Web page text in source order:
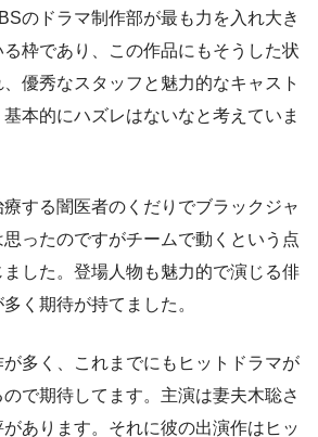
のドラマ制作部が最も力を入れ大き
枠であり、この作品にもそうした状
優秀なスタッフと魅力的なキャスト
本的にハズレはないなと考えていま
療する闇医者のくだりでブラックジャ
ったのですがチームで動くという点
した。登場人物も魅力的で演じる俳
く期待が持てました。
が多く、これまでにもヒットドラマが
で期待してます。主演は妻夫木聡さ
あります。それに彼の出演作はヒッ